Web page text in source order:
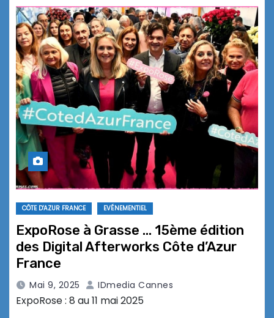
CÔTE D'AZUR FRANCE EVÉNEMENTIEL
ExpoRose à Grasse … 15ème édition
des Digital Afterworks Côte d’Azur
France
Mai 9, 2025 IDmedia Cannes
ExpoRose : 8 au 11 mai 2025